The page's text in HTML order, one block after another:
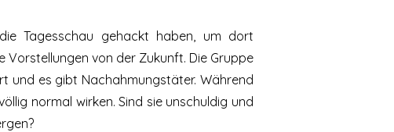
Tagesschau gehackt haben, um dort
von der Zukunft. Die Gruppe
und es gibt Nachahmungstäter. Während
normal wirken. Sind sie unschuldig und